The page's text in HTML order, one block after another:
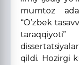
mumtoz
“O’zbek
qildi. Hozirgi